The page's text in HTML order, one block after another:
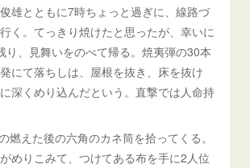
雄とともに7時ちょっと過ぎに、線路づ
く。てっきり焼けたと思ったが、幸いに
り、見舞いをのべて帰る。焼夷弾の30本
にて落ちしは、屋根を抜き、床を抜け
深くめり込んだという。直撃では人命持
燃えた後の六角のカネ筒を拾ってくる。
めりこみて、つけてある布を手に2人位